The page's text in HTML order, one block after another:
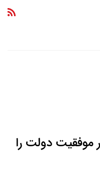
موفقیت دولت را